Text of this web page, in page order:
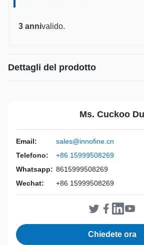
3 annivalido.
Dettagli del prodotto
Kit guida per ago transperineale,
Power Source:
Manuale
Material:
Plastica ABS
Valid:
3 anni
Inst Class:
La classe è
Certificato CE, ISO
Method:
Ms. Cuckoo Du
Email:
sales@innofine.cn
Telefono:
+86 15999508269
Whatsapp: 8615999508269
Wechat:
+86 15999508269
Chiedete ora